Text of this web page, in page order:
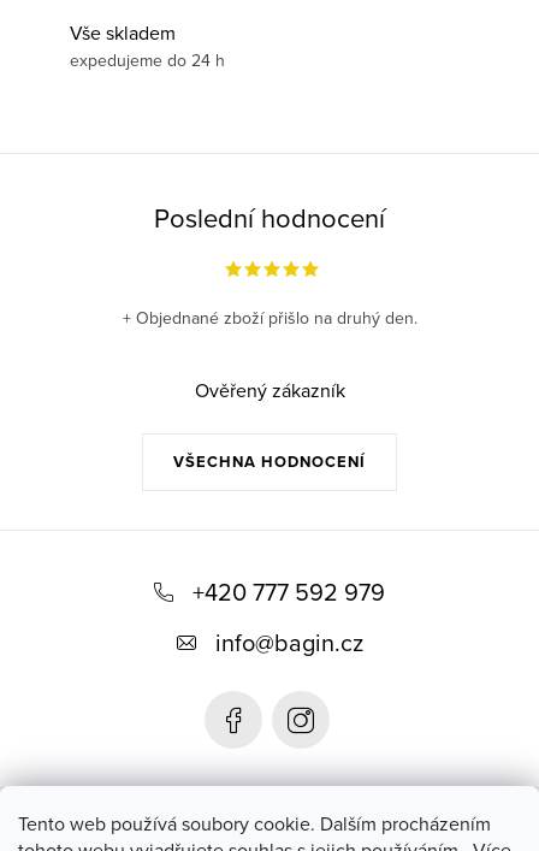
Tento web používá soubory cookie. Dalším procházením
Vše skladem
expedujeme do 24 h
Poslední hodnocení
VŠECHNA HODNOCENÍ
+ Objednané zboží přišlo na druhý den.
Ověřený zákazník
+420 777 592 979
info@bagin.cz
Bagin.cz